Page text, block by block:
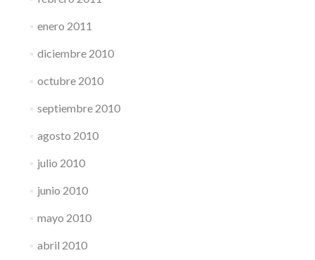
enero 2011
diciembre 2010
octubre 2010
septiembre 2010
agosto 2010
julio 2010
junio 2010
mayo 2010
abril 2010